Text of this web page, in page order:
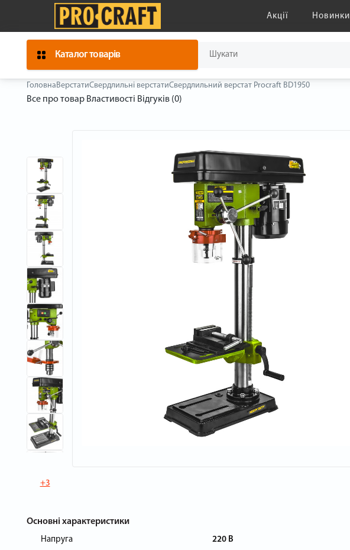
Акції Новинки
Каталог товарів
ГоловнаВерстатиСвердлильні верстатиСвердлильний верстат Procraft BD1950
Все про товар Властивості Відгуків (0)
+3
Основні характеристики
Напруга 220 В